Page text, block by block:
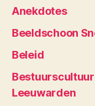
Anekdotes
Beeldschoon
Beleid
Bestuurscultuur
Leeuwarden